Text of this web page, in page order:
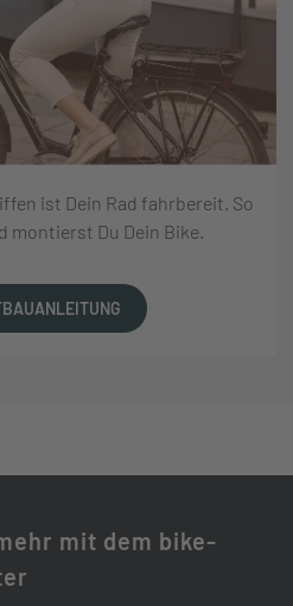
ist Dein Rad fahrbereit. So
montierst Du Dein Bike.
mit dem bike-